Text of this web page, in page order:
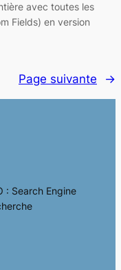
avec toutes les
Fields) en version
Page suivante →
: Search Engine